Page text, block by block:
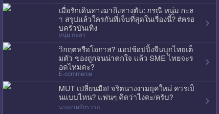
เมื่อรักเดินทางมาถึงทางตัน: กรณี หนุ่ม กะล
า สรุปแล้วใครกันที่เจ็บที่สุดในเรื่องนี้? #ครอ
บครัวบันเทิง
หนุ่ม กะลา
วิกฤตหรือโอกาส? แอปช้อปปิ้งจีนบุกไทยเต็
มตัว ของถูกจนน่าตกใจ แล้ว SME ไทยจะร
อดไหมคะ?
E-commerce
MUT เปลี่ยนมือ! จริตนางงามยุคใหม่ ควรเป็
นแบบไหน? แฟนๆ คิดว่าไงคะ/ครับ?
นางงามจักรวาล